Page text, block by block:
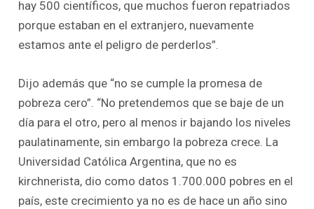
hay 500 científicos, que muchos fueron repatriados
porque estaban en el extranjero, nuevamente
estamos ante el peligro de perderlos”.
Dijo además que “no se cumple la promesa de
pobreza cero”. “No pretendemos que se baje de un
día para el otro, pero al menos ir bajando los niveles
paulatinamente, sin embargo la pobreza crece. La
Universidad Católica Argentina, que no es
kirchnerista, dio como datos 1.700.000 pobres en el
país, este crecimiento ya no es de hace un año sino